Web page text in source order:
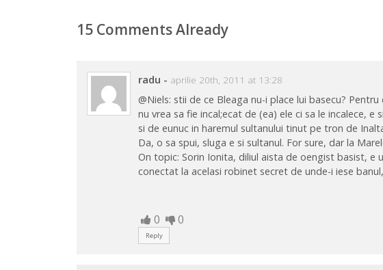
15 Comments Already
radu - aprilie 20th, 2011 at 13:28
@Niels: stii de ce Bleaga nu-i place lui basecu?
nu vrea sa fie incal;ecat de (ea) ele ci sa le incalece,
si de eunuc in haremul sultanului tinut pe tron de
Da, o sa spui, sluga e si sultanul. For sure, dar la
On topic: Sorin Ionita, diliul aista de oengist basist, e
conectat la acelasi robinet secret de unde-i iese
0 0
Reply